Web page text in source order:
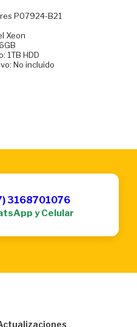
P07924-B21
Xeon
1TB HDD
No incluido
3168701076
y Celular